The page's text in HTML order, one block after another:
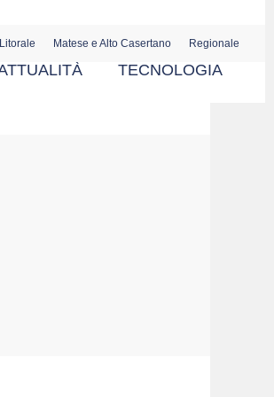
Matese e Alto Casertano Regionale
TECNOLOGIA